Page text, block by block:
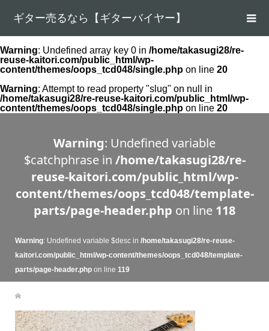
ギター売るなら【ギターバイヤー】
Warning: Undefined array key 0 in /home/takasugi28/re-
reuse-kaitori.com/public_html/wp-
content/themes/oops_tcd048/single.php on line 20
Warning: Attempt to read property "slug" on null in
/home/takasugi28/re-reuse-kaitori.com/public_html/wp-
content/themes/oops_tcd048/single.php on line 20
Warning: Undefined variable
$catchphrase in /home/takasugi28/re-
reuse-kaitori.com/public_html/wp-
content/themes/oops_tcd048/template-
parts/page-header.php on line 118
Warning: Undefined variable $desc in /home/takasugi28/re-reuse-
kaitori.com/public_html/wp-content/themes/oops_tcd048/template-
parts/page-header.phpon line 119